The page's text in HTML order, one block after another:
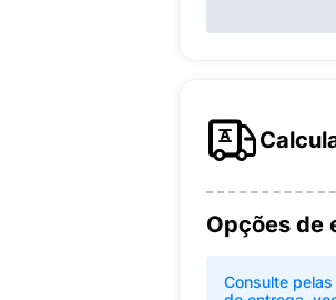
Opções de
Consulte